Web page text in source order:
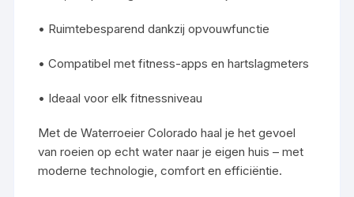
• Ruimtebesparend dankzij opvouwfunctie
• Compatibel met fitness-apps en hartslagmeters
• Ideaal voor elk fitnessniveau
Met de Waterroeier Colorado haal je het gevoel
van roeien op echt water naar je eigen huis – met
moderne technologie, comfort en efficiëntie.